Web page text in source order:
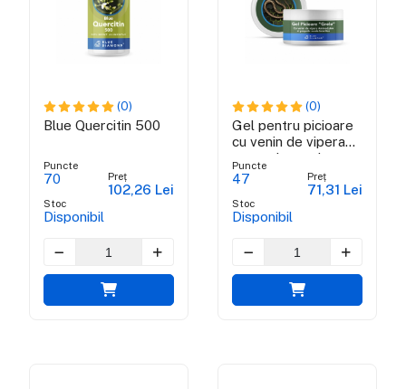
(0)
Blue Quercitin 500
Puncte
70
Stoc
Disponibil
Preț
102,26 Lei
(0)
Gel pentru picioare
cu venin de vipera
ammodytes si
propolis verde
Puncte
47
Stoc
Disponibil
Preț
71,31 Lei